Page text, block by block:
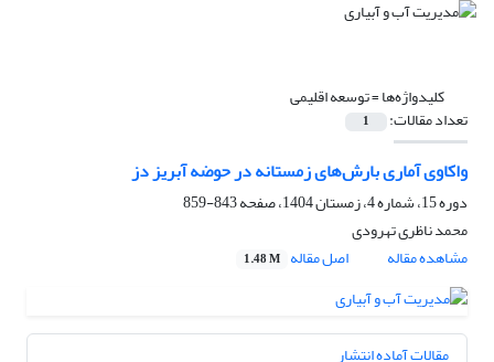
کلیدواژه‌ها =توسعه اقلیمی
تعداد مقالات: 1
واکاوی آماری بارش‌های زمستانه در حوضه آبریز دز
دوره 15، شماره 4، زمستان 1404، صفحه
843-859
محمد ناظری تهرودی
مشاهده مقاله
اصل مقاله 1.48 M
مقالات آماده انتشار